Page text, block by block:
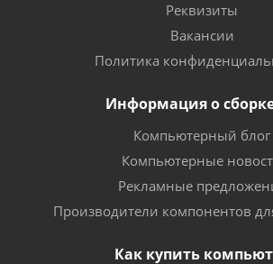
Реквизиты
Вакансии
Политика
Информация о
Компьютерный блог
Компьютерные
Рекламные
Производители компонентов
Как купить